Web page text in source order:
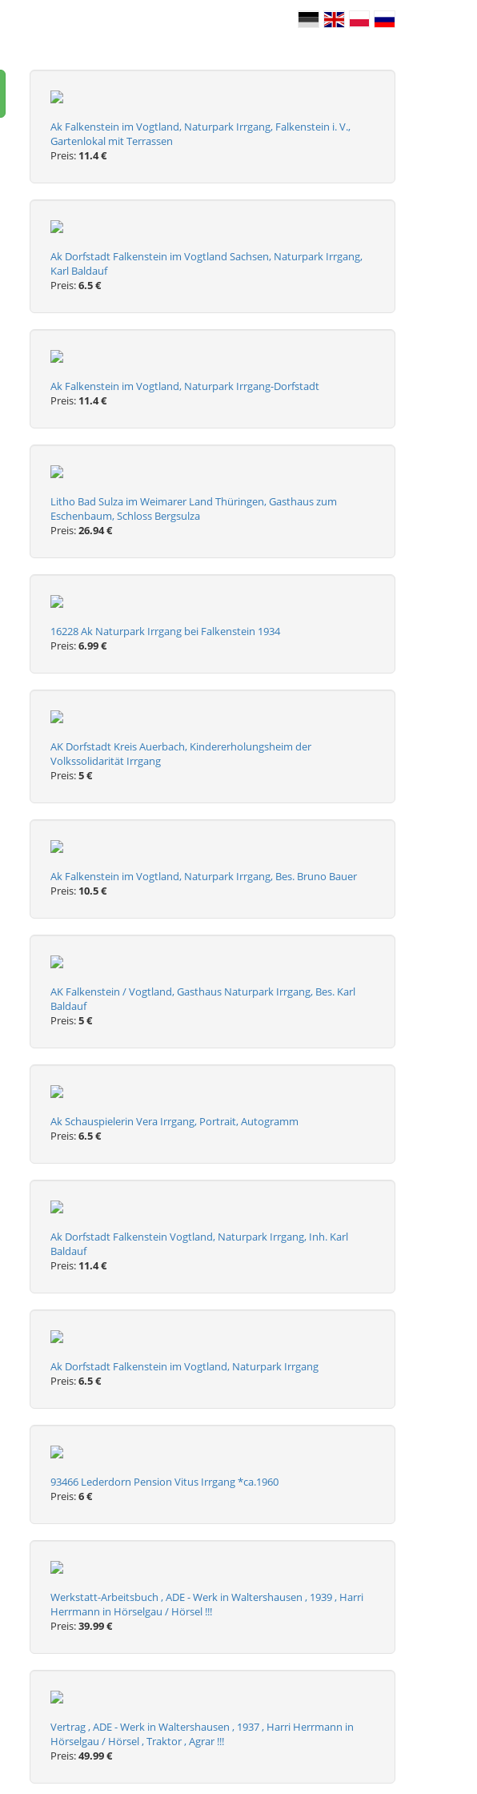
Ak Falkenstein im Vogtland, Naturpark Irrgang, Falkenstein i. V.,
Gartenlokal mit Terrassen
Preis: 11.4 €
Ak Dorfstadt Falkenstein im Vogtland Sachsen, Naturpark Irrgang,
Karl Baldauf
Preis:6.5 €
Ak Falkenstein im Vogtland, Naturpark Irrgang-Dorfstadt
Preis: 11.4 €
Litho Bad Sulza im Weimarer Land Thüringen, Gasthaus zum
Eschenbaum, Schloss Bergsulza
Preis:26.94 €
16228 Ak Naturpark Irrgang bei Falkenstein 1934
Preis:6.99 €
AK Dorfstadt Kreis Auerbach, Kindererholungsheim der
Volkssolidarität Irrgang
Preis:5 €
Ak Falkenstein im Vogtland, Naturpark Irrgang, Bes. Bruno Bauer
Preis: 10.5 €
AK Falkenstein / Vogtland, Gasthaus Naturpark Irrgang, Bes. Karl
Baldauf
Preis:5 €
Ak Schauspielerin Vera Irrgang, Portrait, Autogramm
Preis:6.5 €
Ak Dorfstadt Falkenstein Vogtland, Naturpark Irrgang, Inh. Karl
Baldauf
Preis: 11.4 €
Ak Dorfstadt Falkenstein im Vogtland, Naturpark Irrgang
Preis:6.5 €
93466 Lederdorn Pension Vitus Irrgang *ca.1960
Preis:6 €
Werkstatt-Arbeitsbuch , ADE - Werk in Waltershausen , 1939 , Harri
Herrmann in Hörselgau / Hörsel !!!
Preis:39.99 €
Vertrag , ADE - Werk in Waltershausen , 1937 , Harri Herrmann in
Hörselgau / Hörsel , Traktor , Agrar !!!
Preis:49.99 €